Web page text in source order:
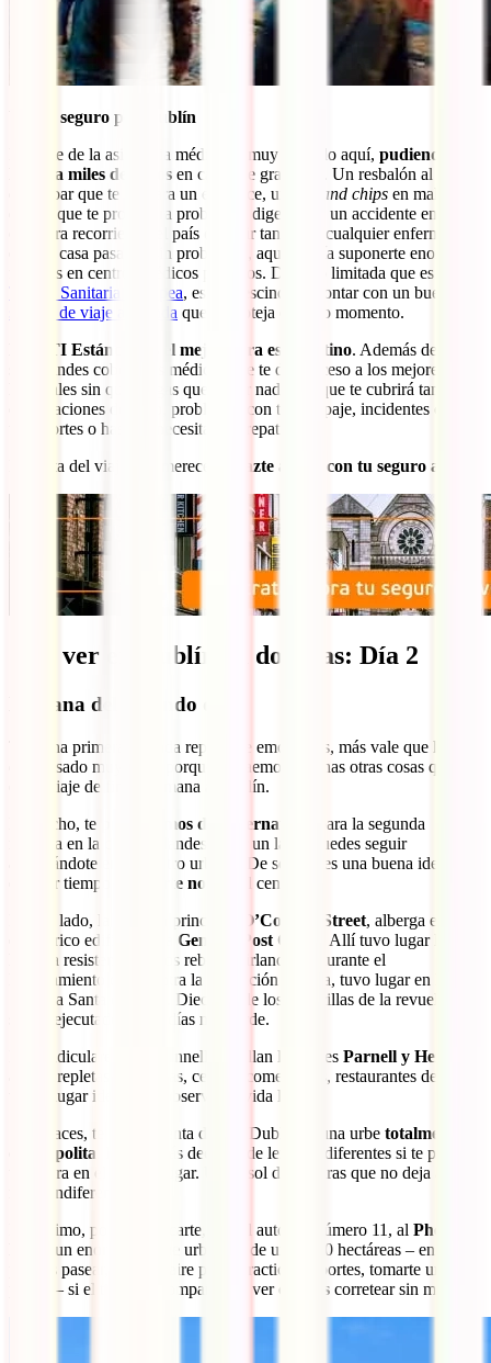
Viajar seguro por Dublín
El coste de la asistencia médica es muy elevado aquí, pudiendo
llegar a miles de euros en casos de gravedad. Un resbalón al salir
de un bar que te causara un esguince, un
fish and chips en mal
estado que te provocara problemas digestivos, un accidente en
carretera recorriendo el país o, sin ir tan lejos, cualquier enfermedad
que en casa pasarías sin problemas, aquí podría suponerte enormes
facturas en centros médicos privados. Dado lo limitada que es la
Tarjeta Sanitaria Europea, es imprescindible contar con un buen
seguro de viaje a Irlanda que te proteja en todo momento.
El IATI Estándar es el mejor para este destino. Además de por
sus grandes coberturas médicas que te dan acceso a los mejores
hospitales sin que tengas que pagar nada, porque te cubrirá también
en situaciones de robo, problemas con tu equipaje, incidentes con
transportes o hasta si necesitas ser repatriado.
Disfruta del viaje que mereces y
hazte ahora con tu seguro aquí
Qué ver en Dublín en dos días: Día 2
Mañana del segundo día
Tras una primera jornada repleta de emociones, más vale que hayas
descansado muy bien, porque te traemos muchas otras cosas que ver
en tu viaje de fin de semana a Dublín.
De hecho, te
proponemos dos alternativas
para la segunda
mañana en la capital irlandesa. Por un lado, puedes seguir
adentrándote en su centro urbano. De ser así, es una buena idea
dedicar tiempo a la
parte norte
del centro.
Por un lado, la avenida principal,
O’Connell Street, alberga el bello
e histórico edificio de la General Post Office
. Allí tuvo lugar la
heroica resistencia de los rebeldes irlandeses durante el
levantamiento que, contra la ocupación inglesa, tuvo lugar en la
Semana Santa de 1916. Dieciséis de los cabecillas de la revuelta
serían ejecutados unos días más tarde.
Perpendiculares a O’Connell se hallan las calles Parnell y Henry
ambas repletas de tiendas, centros comerciales, restaurantes de todo
tipo y lugar ideal para observar la vida local.
Si lo haces, te darás cuenta de que Dublín es una urbe totalmente
cosmopolita . Escucharás decenas de lenguas diferentes si te paras
una hora en el mismo lugar. Un crisol de culturas que no deja a
nadie indiferente.
Por último, podrás acercarte, con el autobús número 11, al Phoenix
, un enorme parque urbano – de unas 700 hectáreas – en el que
puedes pasear, respirar aire puro, practicar deportes, tomarte un buen
picnic – si el tiempo acompaña – o verciervos corretear sin miedo.